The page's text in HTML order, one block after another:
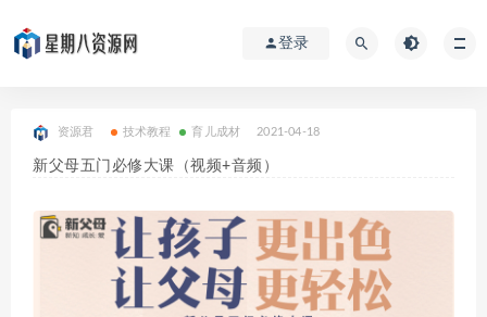
登录
资源君 技术教程 育儿成材 2021-04-18
新父母五门必修大课（视频+音频）